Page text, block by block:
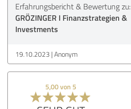
Erfahrungsbericht & Bewertung zu:
GRÖZINGER I Finanzstrategien &
Investments
19.10.2023 Anonym
5,00 von 5